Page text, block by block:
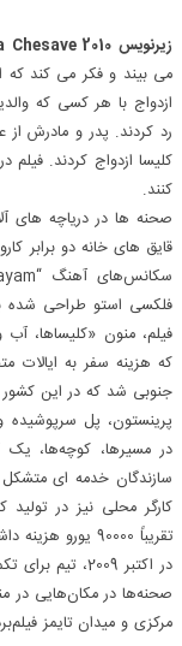
زیرنویس Ye Maaya Chesave 2010
می بیند و فکر می کند
ازدواج با هر کسی که
رد کردند. پدر و مادرش
کلیسا ازدواج کردند.
کنند.
قایق های خانه دو برابر
فلکسی استو طراحی شده
فیلم، منون «کلیساها،
که هزینه سفر به ایالات
جنوبی شد که در این کشور
پرینستون، پل
در مسیرها، کوچه‌ها، یک
سازندگان خدمه ای
کارگر محلی نیز در
تقریباً 90000 یورو هزینه داشت.
در اکتبر 2009،
صحنه‌ها در مکان‌هایی در
مرکزی و میدان تایمز